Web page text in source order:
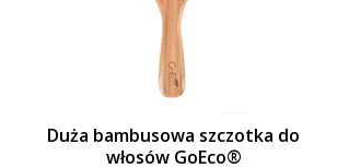
Duża bambusowa szczotka do
włosów GoEco®